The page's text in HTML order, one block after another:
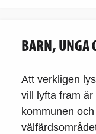
BARN, UNGA
Att verkligen
vill lyfta fram
kommunen